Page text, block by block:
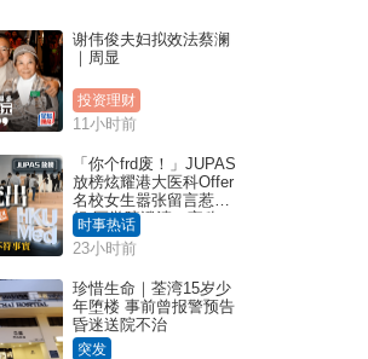
谢伟俊夫妇拟效法蔡澜
｜周显
投资理财
11小时前
「你个frd废！」JUPAS
放榜炫耀港大医科Offer
名校女生嚣张留言惹众
怒 医学院澄清：宣称
「40.5分获录取」不符事
实｜Juicy叮
时事热话
23小时前
珍惜生命｜荃湾15岁少
年堕楼 事前曾报警预告
昏迷送院不治
突发